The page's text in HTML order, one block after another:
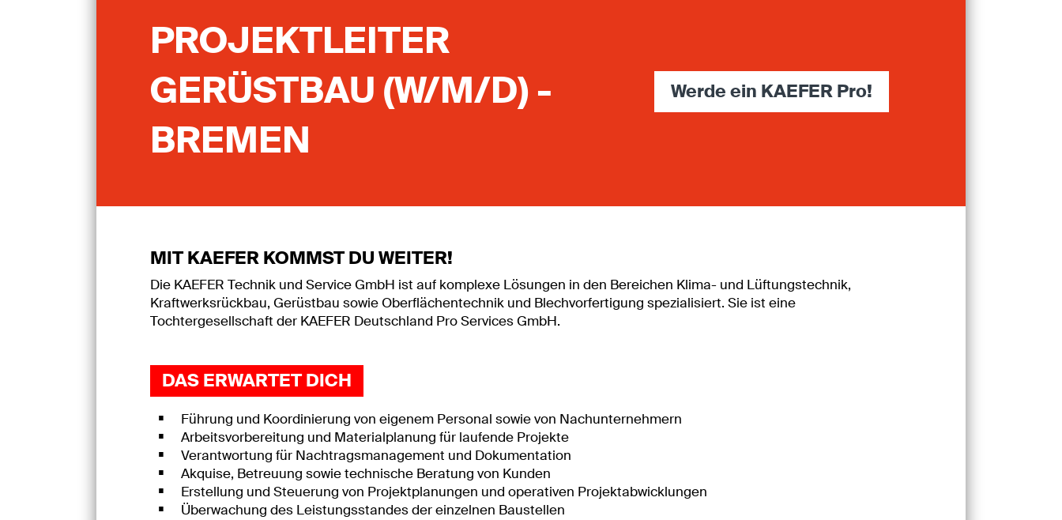
PROJEKTLEITER
GERÜSTBAU (W/M/D) -
BREMEN
Werde ein KAEFER Pro!
MIT KAEFER KOMMST DU WEITER!
Die KAEFER Technik und Service GmbH ist auf komplexe Lösungen in den Bereichen Klima- und Lüftungstechnik,
Kraftwerksrückbau, Gerüstbau sowie Oberflächentechnik und Blechvorfertigung spezialisiert. Sie ist eine
Tochtergesellschaft der KAEFER Deutschland Pro Services GmbH.
DAS ERWARTET DICH
Führung und Koordinierung von eigenem Personal sowie von Nachunternehmern
Arbeitsvorbereitung und Materialplanung für laufende Projekte
Verantwortung für Nachtragsmanagement und Dokumentation
Akquise, Betreuung sowie technische Beratung von Kunden
Erstellung und Steuerung von Projektplanungen und operativen Projektabwicklungen
Überwachung des Leistungsstandes der einzelnen Baustellen